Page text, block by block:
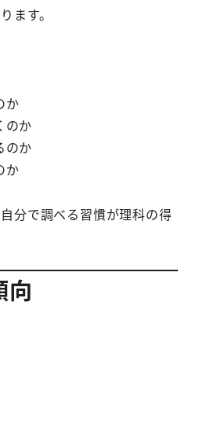
ます。
か
のか
のか
か
分で調べる習慣が理科の得
向